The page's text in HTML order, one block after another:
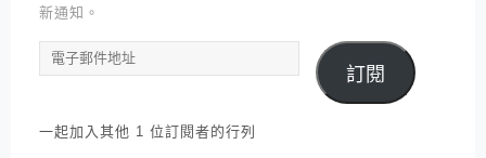
新通知。
電
子
件
訂閱
一起加入其他 1 位訂閱者的行列